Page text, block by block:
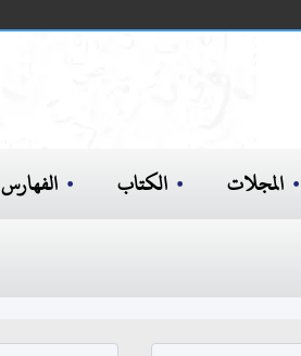
المجلات الكتاب الفهارس